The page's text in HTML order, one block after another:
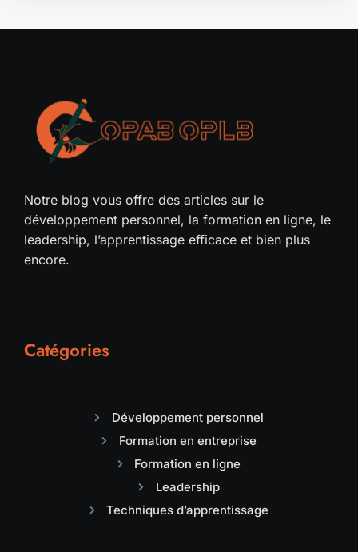
Notre blog vous offre des articles sur le
développement personnel, la formation en ligne, le
leadership, l’apprentissage efficace et bien plus
encore.
Catégories
Développement personnel
Formation en entreprise
Formation en ligne
Leadership
Techniques d’apprentissage